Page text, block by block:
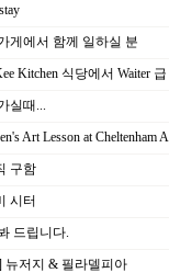
게에서 함께 일하실 분
Kitchen 식당에서 Waiter
실때...
Art Lesson at Cheltenham
구함
시터
드립니다.
뉴저지 & 필라델피아